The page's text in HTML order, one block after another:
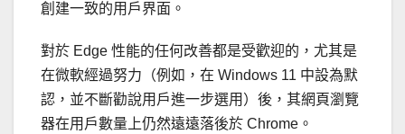
創建一致的用戶界面。
對於 Edge 性能的任何改善都是受歡迎的，尤其是
在微軟經過努力（例如，在 Windows 11 中設為默
認，並不斷勸說用戶進一步選用）後，其網頁瀏覽
器在用戶數量上仍然遠遠落後於 Chrome。